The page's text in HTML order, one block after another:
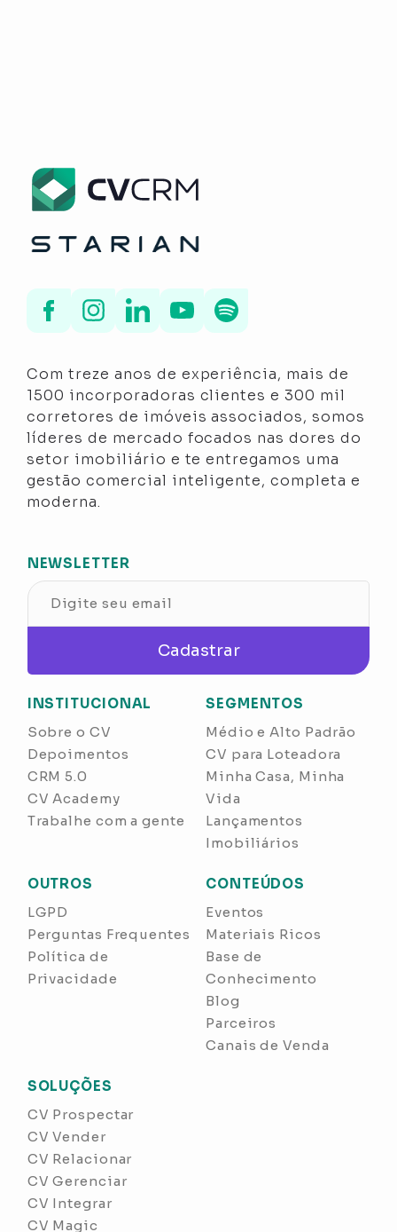
Com treze anos de experiência, mais de
1500 incorporadoras clientes e 300 mil
corretores de imóveis associados, somos
líderes de mercado focados nas dores do
setor imobiliário e te entregamos uma
gestão comercial inteligente, completa e
moderna.
INSTITUCIONAL
Sobre o CV
Depoimentos
CRM 5.0
CV Academy
Trabalhe com a gente
SEGMENTOS
Médio e Alto Padrão
CV para Loteadora
Minha Casa, Minha
Vida
Lançamentos
Imobiliários
OUTROS
LGPD
Perguntas Frequentes
Política de
Privacidade
CONTEÚDOS
Eventos
Materiais Ricos
Base de
Conhecimento
Blog
Parceiros
Canais de Venda
SOLUÇÕES
CV Prospectar
CV Vender
CV Relacionar
CV Gerenciar
CV Integrar
CV Magic
NEWSLETTER
Cadastrar